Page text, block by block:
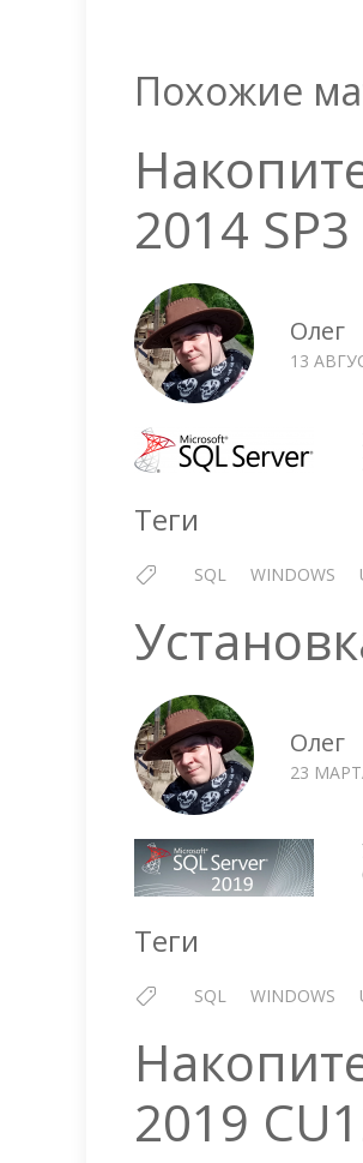
Похожие
2014
Олег
13
Теги
SQL WINDOWS
Олег
23
Теги
SQL WINDOWS
2019